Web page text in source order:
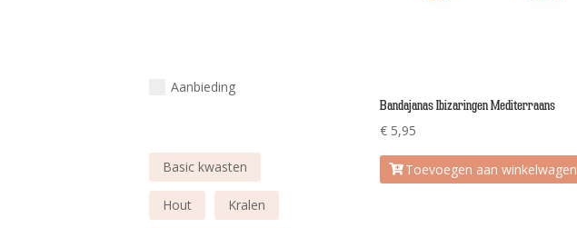
Aanbieding
Basic kwasten
Hout Kralen
Bandajanas Ibizaringen Mediterraans
€5,95
Toevoegen aan winkelwagen